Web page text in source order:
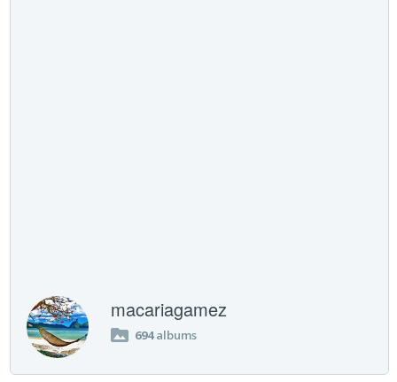
macariagamez
694albums